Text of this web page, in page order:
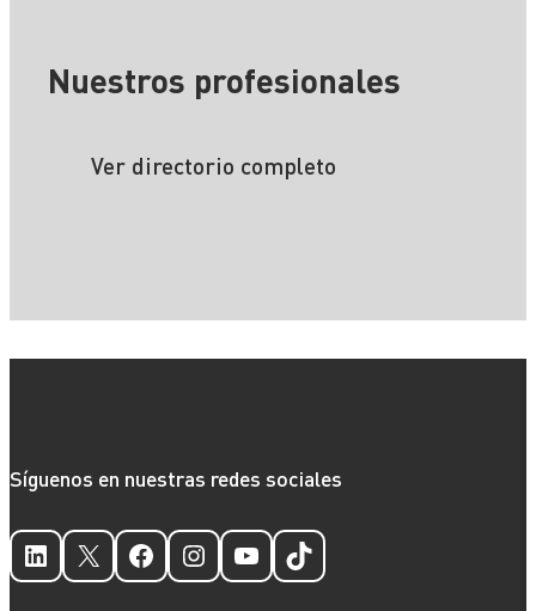
Nuestros profesionales
Ver directorio completo
Síguenos en nuestras redes sociales
LinkedIn
X Facebook
Instagram
YouTube
TikTok